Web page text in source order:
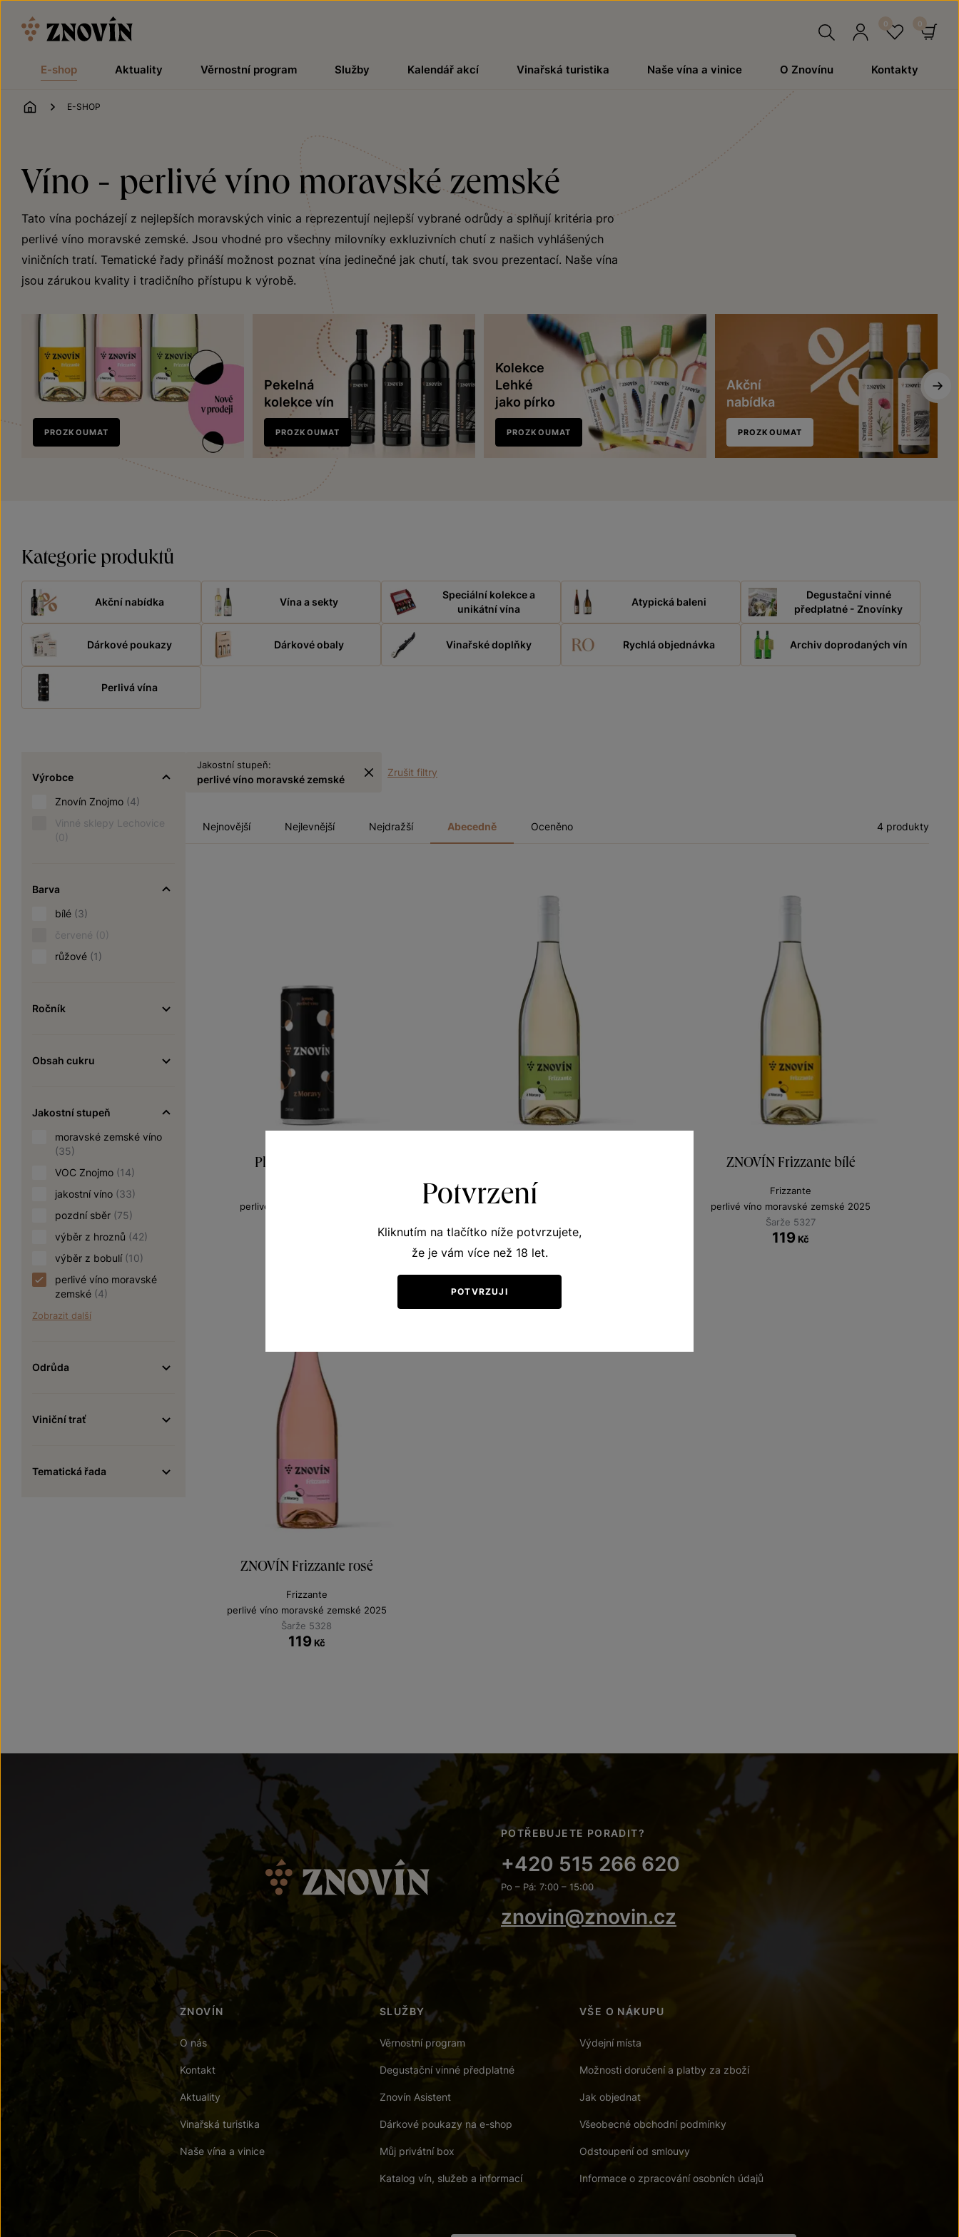
E-shop Aktuality Věrnostní program Služby Kalendář akcí Vinařská turistika Naše vína a vinice O Znovínu Kontakty
ÚVOD
E-SHOP
Víno - perlivé víno moravské zemské
Tato vína pocházejí z nejlepších moravských vinic a reprezentují nejlepší vybrané odrůdy a splňují kritéria pro
perlivé víno moravské zemské. Jsou vhodné pro všechny milovníky exkluzivních chutí z našich vyhlášených
viničních tratí. Tematické řady přináší možnost poznat vína jedinečné jak chutí, tak svou prezentací. Naše vína
jsou zárukou kvality i tradičního přístupu k výrobě.
Nově
v prodeji
PROZKOUMAT
Pekelná
kolekce vín
PROZKOUMAT
Kolekce
Lehké
jako pírko
PROZKOUMAT
Akční
nabídka
PROZKOUMAT
Kategorie produktů
Akční nabídka Vína a sekty
Speciální kolekce a
unikátní vína
Atypická baleni
Degustační vinné
předplatné - Znovínky
Dárkové poukazy Dárkové obaly Vinařské doplňky Rychlá objednávka Archiv doprodaných vín
Perlivá vína
Výrobce
Znovín Znojmo (4)
Vinné sklepy Lechovice
(0)
Barva
bílé (3)
červené (0)
růžové (1)
Ročník
Obsah cukru
Jakostní stupeň
moravské zemské víno
(35)
VOC Znojmo (14)
jakostní víno (33)
pozdní sběr (75)
výběr z hroznů (42)
výběr z bobulí (10)
perlivé víno moravské
zemské (4)
Zobrazit další
Odrůda
Viniční trať
Tematická řada
Jakostní stupeň:
perlivé víno moravské zemské
Zrušit filtry
Nejnovější Nejlevnější Nejdražší Abecedně Oceněno 4 produkty
Plechovka Znovín
perlivé víno moravské zemské
Frizzante
perlivé víno moravské zemské 2025
119Kč
ZNOVÍN Frizzante bílé
Frizzante
perlivé víno moravské zemské 2025
Šarže 5327
119 Kč
ZNOVÍN Frizzante rosé
Frizzante
perlivé víno moravské zemské 2025
Šarže 5328
119 Kč
POTŘEBUJETE PORADIT?
+420 515 266 620
Po – Pá: 7:00 – 15:00
znovin@znovin.cz
ZNOVÍN
O nás
Kontakt
Aktuality
Vinařská turistika
Naše vína a vinice
SLUŽBY
Věrnostní program
Degustační vinné předplatné
Znovín Asistent
Dárkové poukazy na e-shop
Můj privátní box
Katalog vín, služeb a informací
VŠE O NÁKUPU
Výdejní místa
Možnosti doručení a platby za zboží
Jak objednat
Všeobecné obchodní podmínky
Odstoupení od smlouvy
Informace o zpracování osobních údajů
Potvrzení
Kliknutím na tlačítko níže potvrzujete,
že je vám více než 18 let.
POTVRZUJI